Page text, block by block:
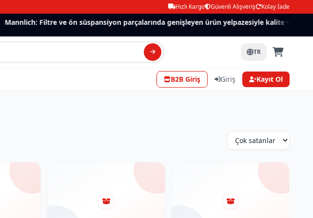
Hızlı Kargo Güvenli Alışveriş Kolay İade
Mannlich: Filtre ve ön süspansiyon parçalarında genişleyen ürün yelpazesiyle kalite ve güven.
TR
B2B Giriş Giriş Kayıt Ol